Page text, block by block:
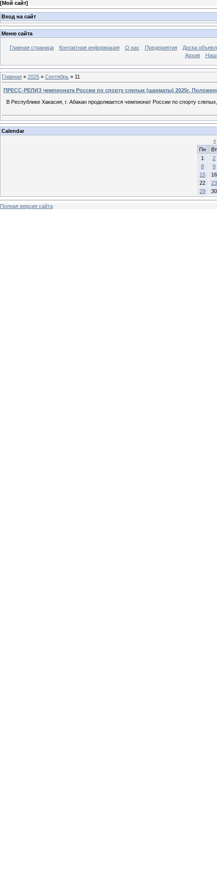
[Мой сайт]
Вход на сайт
Меню сайта
Главная страница Контактная информация О нас Предприятия
Доска
Архив
Главная » 2025 » Сентябрь » 11
ПРЕСС-РЕЛИЗ чемпионата России по спорту слепых (шахматы) 2025г.
В Республике Хакасия, г. Абакан продолжается чемпионат России по спорту
Calendar
«
Пн
Вт
1
2
8
9
15
16
22
23
29
30
Полная версия сайта